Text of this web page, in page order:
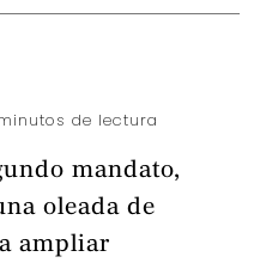
de lectura
mandato,
oleada de
ampliar